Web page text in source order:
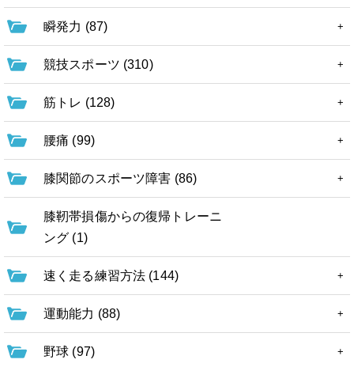
瞬発力 (87)
競技スポーツ (310)
筋トレ (128)
腰痛 (99)
膝関節のスポーツ障害 (86)
膝靭帯損傷からの復帰トレーニ
ング (1)
速く走る練習方法 (144)
運動能力 (88)
野球 (97)